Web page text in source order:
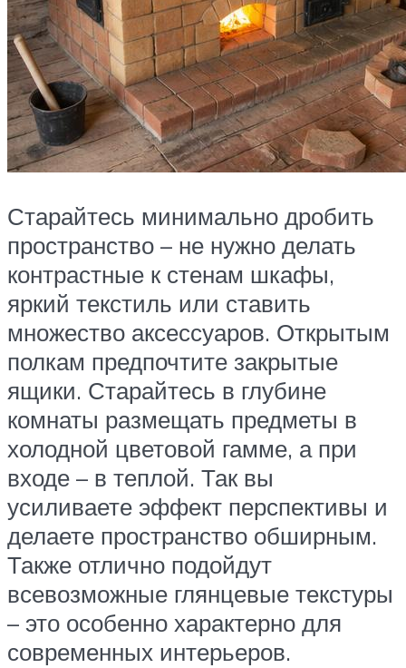
Старайтесь минимально дробить
пространство – не нужно делать
контрастные к стенам шкафы,
яркий текстиль или ставить
множество аксессуаров. Открытым
полкам предпочтите закрытые
ящики. Старайтесь в глубине
комнаты размещать предметы в
холодной цветовой гамме, а при
входе – в теплой. Так вы
усиливаете эффект перспективы и
делаете пространство обширным.
Также отлично подойдут
всевозможные глянцевые текстуры
– это особенно характерно для
современных интерьеров.